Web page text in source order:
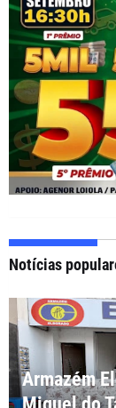
Notícias
Armazém